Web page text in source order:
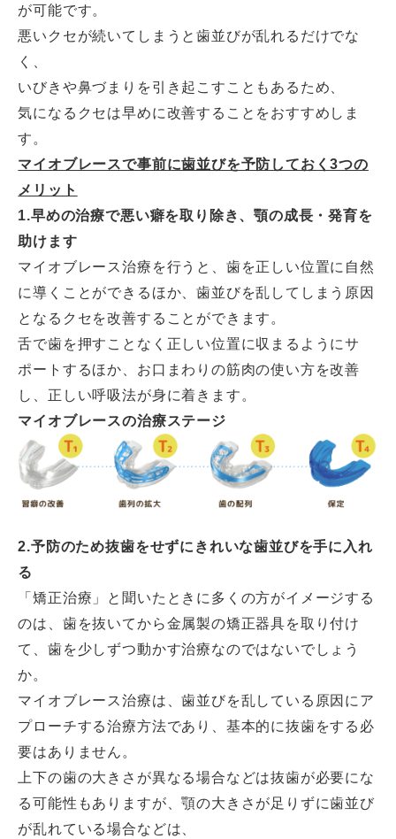
が可能です。
悪いクセが続いてしまうと歯並びが乱れるだけでな
く、
いびきや鼻づまりを引き起こすこともあるため、
気になるクセは早めに改善することをおすすめしま
す。
マイオブレースで事前に歯並びを予防しておく3つの
メリット
1.早めの治療で悪い癖を取り除き、顎の成長・発育を
助けます
マイオブレース治療を行うと、歯を正しい位置に自然
に導くことができるほか、歯並びを乱してしまう原因
となるクセを改善することができます。
舌で歯を押すことなく正しい位置に収まるようにサ
ポートするほか、お口まわりの筋肉の使い方を改善
し、正しい呼吸法が身に着きます。
マイオブレースの治療ステージ
2.予防のため抜歯をせずにきれいな歯並びを手に入れ
る
「矯正治療」と聞いたときに多くの方がイメージする
のは、歯を抜いてから金属製の矯正器具を取り付け
て、歯を少しずつ動かす治療なのではないでしょう
か。
マイオブレース治療は、歯並びを乱している原因にア
プローチする治療方法であり、基本的に抜歯をする必
要はありません。
上下の歯の大きさが異なる場合などは抜歯が必要にな
る可能性もありますが、顎の大きさが足りずに歯並び
が乱れている場合などは、